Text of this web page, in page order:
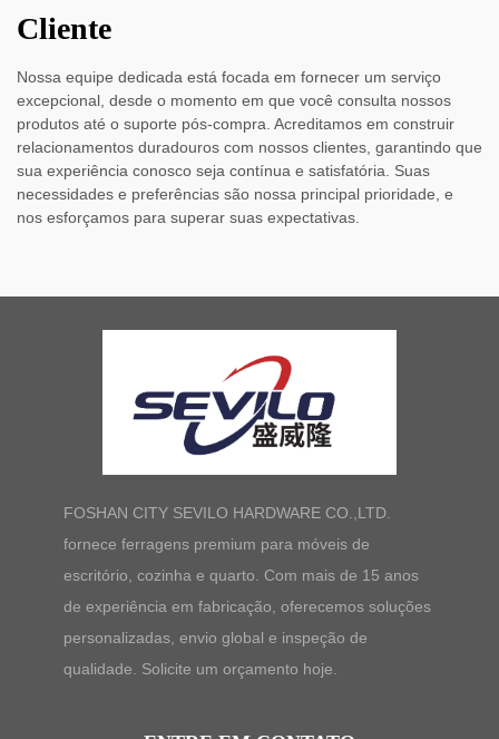
Cliente
Nossa equipe dedicada está focada em fornecer um serviço
excepcional, desde o momento em que você consulta nossos
produtos até o suporte pós-compra. Acreditamos em construir
relacionamentos duradouros com nossos clientes, garantindo que
sua experiência conosco seja contínua e satisfatória. Suas
necessidades e preferências são nossa principal prioridade, e
nos esforçamos para superar suas expectativas.
FOSHAN CITY SEVILO HARDWARE CO.,LTD.
fornece ferragens premium para móveis de
escritório, cozinha e quarto. Com mais de 15 anos
de experiência em fabricação, oferecemos soluções
personalizadas, envio global e inspeção de
qualidade. Solicite um orçamento hoje.